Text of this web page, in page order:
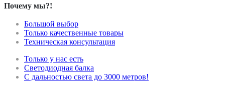
Почему мы?!
Большой выбор
Только качественные товары
Техническая консультация
Только у нас есть
Светодиодная балка
С дальностью света до 3000 метров!